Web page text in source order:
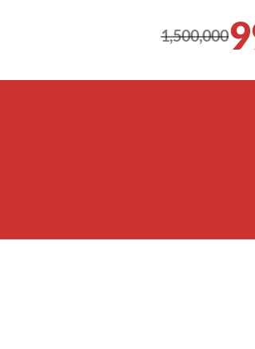
1,500,000